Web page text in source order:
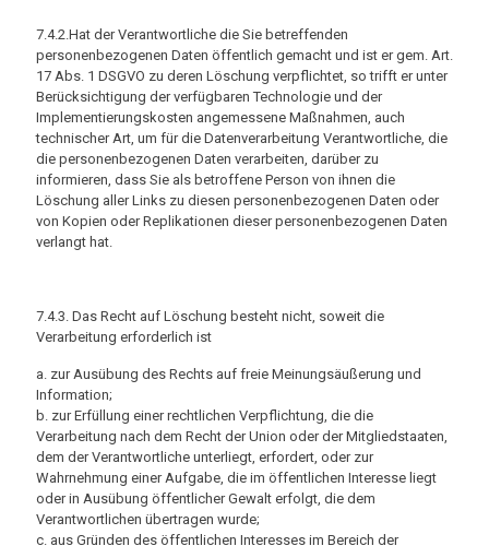
7.4.2.Hat der Verantwortliche die Sie betreffenden
personenbezogenen Daten öffentlich gemacht und ist er gem. Art.
17 Abs. 1 DSGVO zu deren Löschung verpflichtet, so trifft er unter
Berücksichtigung der verfügbaren Technologie und der
Implementierungskosten angemessene Maßnahmen, auch
technischer Art, um für die Datenverarbeitung Verantwortliche, die
die personenbezogenen Daten verarbeiten, darüber zu
informieren, dass Sie als betroffene Person von ihnen die
Löschung aller Links zu diesen personenbezogenen Daten oder
von Kopien oder Replikationen dieser personenbezogenen Daten
verlangt hat.
7.4.3. Das Recht auf Löschung besteht nicht, soweit die
Verarbeitung erforderlich ist
a. zur Ausübung des Rechts auf freie Meinungsäußerung und
Information;
b. zur Erfüllung einer rechtlichen Verpflichtung, die die
Verarbeitung nach dem Recht der Union oder der Mitgliedstaaten,
dem der Verantwortliche unterliegt, erfordert, oder zur
Wahrnehmung einer Aufgabe, die im öffentlichen Interesse liegt
oder in Ausübung öffentlicher Gewalt erfolgt, die dem
Verantwortlichen übertragen wurde;
c. aus Gründen des öffentlichen Interesses im Bereich der